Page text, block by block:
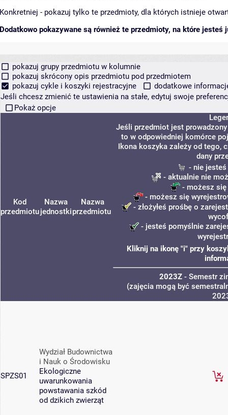
Konkretniej - pokazuj tylko te przedmioty, dla których istnieje
Dodatkowo pokazywane są również te przedmioty, na które jesteś
pokazuj grupy przedmiotu w kolumnie
pokazuj skrócony opis przedmiotu pod przedmiotem
pokazuj cykle i koszyki rejestracyjne
dodatkowe
Jeśli chcesz zmienić te ustawienia na stałe, edytuj swoje
Pokaż opcje
Kod
przedmiotu
Nazwa
jednostki
Nazwa
przedmiotu
Jeśli przedmiot jest
to w odpowiedniej komórce
Ikona koszyka zależy od tego,
dany
- nie
- aktualnie nie
- możesz się
- możesz się
- złożyłeś prośbę o
- jesteś pomyślnie
Kliknij na ikonę "i" przy
2023Z - Semestr
(zajęcia mogą być
SPZS01
Wydział Budownictwa
i Nauk o Środowisku
Ekologiczne
uwarunkowania
powstawania szkód
od dzikich zwierząt